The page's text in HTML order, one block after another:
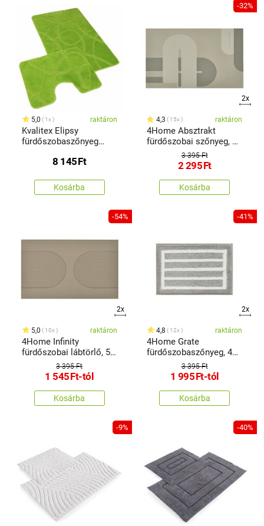
5,0 1x raktáron
Kvalitex Elipsy
fürdőszobaszőnyeg
60 x 50 cm8 145Ft
Kosárba
-32%
2x
4,3 15x raktáron
4Home Absztrakt
fürdőszobai szőnyeg, 50
3 395 Ft
2 295Ft
Kosárba
-54%
2x
5,0 10x raktáron
4Home Infinity
fürdőszobai lábtörlő, 50
3 395 Ft
1 545Ft-tól
Kosárba
-41%
2x
4,8 12x raktáron
4Home Grate
fürdőszobaszőnyeg, 40
3 395 Ft
1 995Ft-tól
Kosárba
-9% -40%